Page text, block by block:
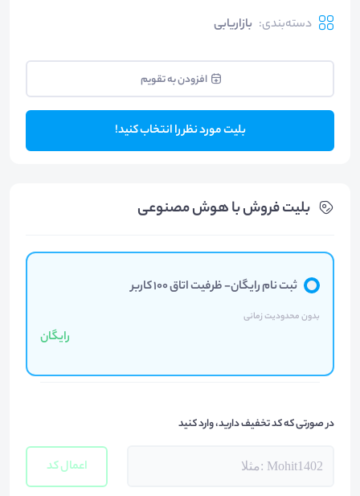
دسته‌بندی: بازاریابی
افزودن به تقویم
بلیت مورد نظر را انتخاب کنید!
بلیت‌ فروش با هوش مصنوعی
ثبت نام رایگان- ظرفیت اتاق 100 کاربر
بدون محدودیت زمانی
رایگان
در صورتی که کد تخفیف دارید، وارد کنید
اعمال کد